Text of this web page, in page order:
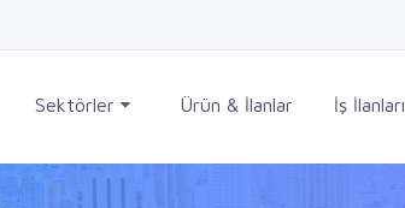
Sektörler Ürün & İlanlar İş İlanları